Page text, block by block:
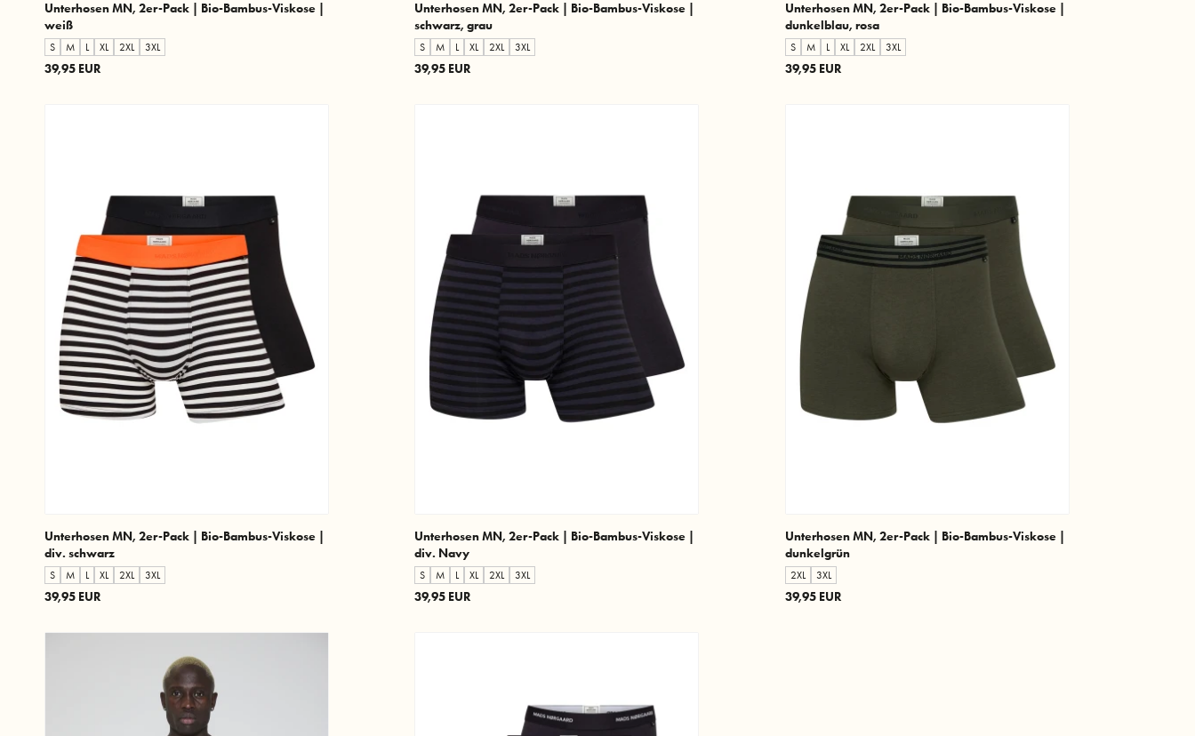
Unterhosen MN, 2er-Pack | Bio-Bambus-Viskose |
weiß
S M L XL 2XL 3XL
39,95 EUR
Unterhosen MN, 2er-Pack | Bio-Bambus-Viskose |
schwarz, grau
S M L XL 2XL 3XL
39,95 EUR
Unterhosen MN, 2er-Pack | Bio-Bambus-Viskose |
dunkelblau, rosa
S M L XL 2XL 3XL
39,95 EUR
Unterhosen MN, 2er-Pack | Bio-Bambus-Viskose |
div. schwarz
S M L XL 2XL 3XL
39,95 EUR
Unterhosen MN, 2er-Pack | Bio-Bambus-Viskose |
div. Navy
S M L XL 2XL 3XL
39,95 EUR
Unterhosen MN, 2er-Pack | Bio-Bambus-Viskose |
dunkelgrün
2XL 3XL
39,95 EUR